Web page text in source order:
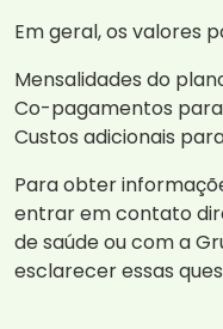
Em geral, os valores
Mensalidades do
Co-pagamentos
Custos adicionais
Para obter
entrar em contato
de saúde ou com a
esclarecer essas